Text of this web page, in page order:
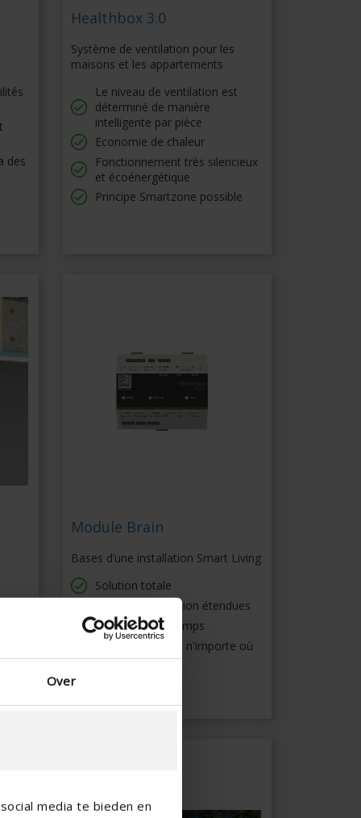
Over
media te bieden en
des
Healthbox 3.0
Système de ventilation pour les
maisons et les appartements
Le niveau de ventilation est
déterminé de manière
intelligente par pièce
Economie de chaleur
Fonctionnement très silencieux
et écoénergétique
Principe Smartzone possible
Module Brain
Bases d’une installation Smart Living
Solution totale
Options d'extension étendues
À l'épreuve du temps
Contrôlez depuis n'importe où